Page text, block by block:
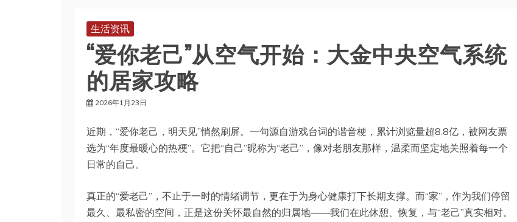
生活资讯
“爱你老己”从空气开始：大金中央空气系统
的居家攻略
2026年1月23日
近期，“爱你老己，明天见”悄然刷屏。一句源自游戏台词的谐音梗，累计浏览量超8.8亿，被网友票
选为“年度最暖心的热梗”。它把“自己”昵称为“老己”，像对老朋友那样，温柔而坚定地关照着每一个
日常的自己。
真正的“爱老己”，不止于一时的情绪调节，更在于为身心健康打下长期支撑。而“家”，作为我们停留
最久、最私密的空间，正是这份关怀最自然的归属地——我们在此休憩、恢复，与“老己”真实相对。